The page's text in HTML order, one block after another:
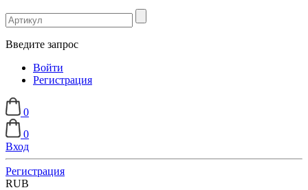
Введите запрос
Войти
Регистрация
0
0
Вход
Регистрация
RUB